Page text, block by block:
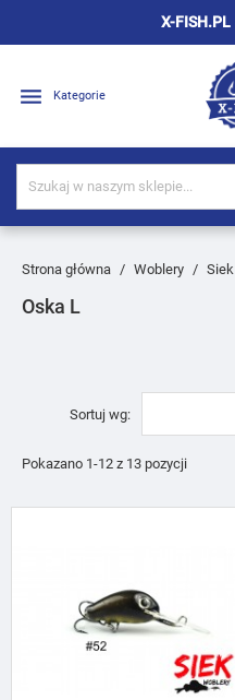
X-FISH.PL
 Kategorie
Strona główna Woblery Siek
Oska L
Sortuj wg:
Pokazano 1-12 z 13 pozycji